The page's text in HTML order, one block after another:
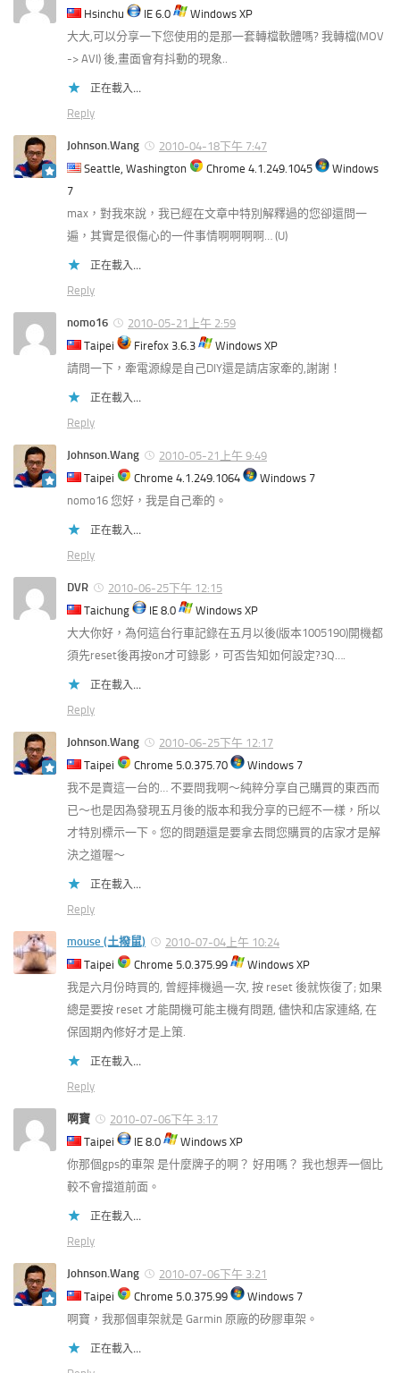
Hsinchu
IE 6.0
Windows XP
大大,可以分享一下您使用的是那一套轉檔軟體嗎? 我轉檔(MOV
-> AVI) 後,畫面會有抖動的現象..
正在載入...
Reply
Johnson.Wang
2010-04-18下午 7:47
Seattle, Washington
Chrome 4.1.249.1045
Windows
7
max，對我來說，我已經在文章中特別解釋過的您卻還問一
遍，其實是很傷心的一件事情啊啊啊啊… (U)
正在載入...
Reply
nomo16
2010-05-21上午 2:59
Taipei
Firefox 3.6.3
Windows XP
請問一下，牽電源線是自己DIY還是請店家牽的,謝謝！
正在載入...
Reply
Johnson.Wang
2010-05-21上午 9:49
Taipei
Chrome 4.1.249.1064
Windows 7
nomo16 您好，我是自己牽的。
正在載入...
Reply
DVR
2010-06-25下午 12:15
Taichung
IE 8.0
Windows XP
大大你好，為何這台行車記錄在五月以後(版本1005190)開機都
須先reset後再按on才可錄影，可否告知如何設定?3Q….
正在載入...
Reply
Johnson.Wang
2010-06-25下午 12:17
Taipei
Chrome 5.0.375.70
Windows 7
我不是賣這一台的… 不要問我啊～純粹分享自己購買的東西而
已～也是因為發現五月後的版本和我分享的已經不一樣，所以
才特別標示一下。您的問題還是要拿去問您購買的店家才是解
決之道喔～
正在載入...
Reply
mouse (土撥鼠)
2010-07-04上午 10:24
Taipei
Chrome 5.0.375.99
Windows XP
我是六月份時買的, 曾經摔機過一次, 按 reset 後就恢復了; 如果
總是要按 reset 才能開機可能主機有問題, 儘快和店家連絡, 在
保固期內修好才是上策.
正在載入...
Reply
啊寶
2010-07-06下午 3:17
Taipei
IE 8.0
Windows XP
你那個gps的車架 是什麼牌子的啊？ 好用嗎？ 我也想弄一個比
較不會擋道前面。
正在載入...
Reply
Johnson.Wang
2010-07-06下午 3:21
Taipei
Chrome 5.0.375.99
Windows 7
啊寶，我那個車架就是 Garmin 原廠的矽膠車架。
正在載入...